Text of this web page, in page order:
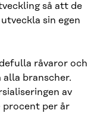
så att de
sin egen
råvaror och
branscher.
av
procent per år